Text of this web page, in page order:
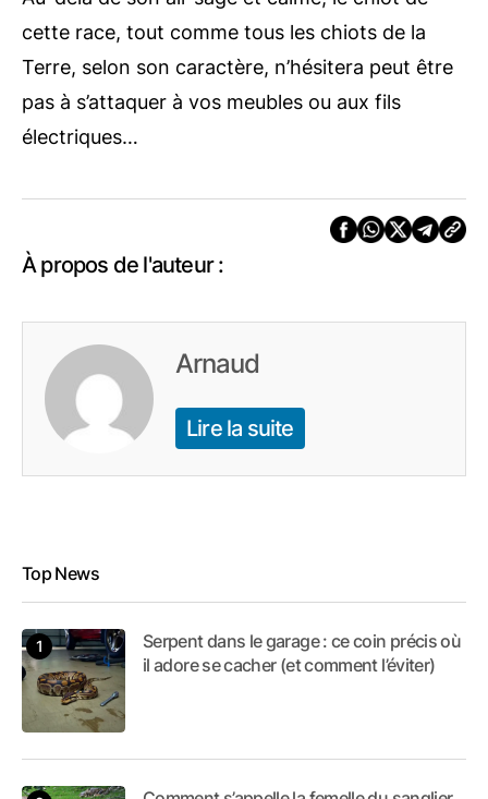
cette race, tout comme tous les chiots de la
Terre, selon son caractère, n’hésitera peut être
pas à s’attaquer à vos meubles ou aux fils
électriques…
À propos de l'auteur :
Arnaud
Lire la suite
Top News
Serpent dans le garage : ce coin précis où
il adore se cacher (et comment l’éviter)